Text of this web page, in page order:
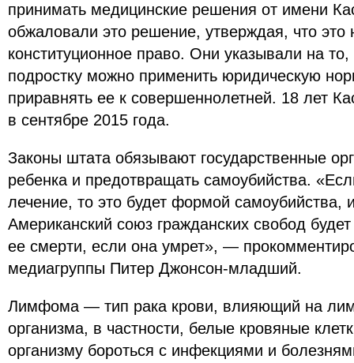
принимать медицинские решения от имени
обжаловали это решение, утверждая, что это
конституционное право. Они указывали на
подростку можно применить юридическую
приравнять ее к совершеннолетней. 18 лет
в сентябре 2015 года.
Законы штата обязывают государственные
ребенка и предотвращать самоубийства.
лечение, то это будет формой самоубийства,
Американский союз гражданских свобод
ее смерти, если она умрет», —
медиагруппы Питер Джонсон-младший.
Лимфома — тип рака крови, влияющий на
организма, в частности, белые кровяные
организму бороться с инфекциями и